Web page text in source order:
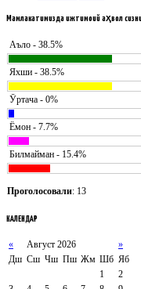
Мамлакатимиздаижтимоий аҳвол
Аъло - 38.5%
Яхши - 38.5%
Ӯртача - 0%
Ёмон - 7.7%
Билмайман - 15.4%
Проголосовали: 13
КАЛЕНДАР
« Август 2026
»
Дш Сш Чш Пш Жм Шб Яб
1
2